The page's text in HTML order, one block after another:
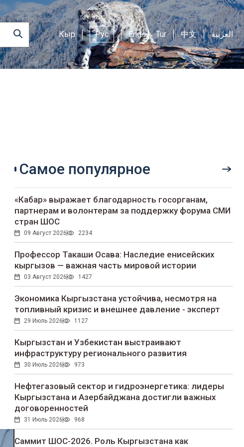
Кыр Рус Eng Tur 中文 العربية
Самое популярное
«Кабар» выражает благодарность госорганам,
партнерам и волонтерам за поддержку форума СМИ
стран ШОС
09 Август 2026 2234
Профессор Такаши Осава: Наследие енисейских
кыргызов — важная часть мировой истории
03 Август 2026 1427
Экономика Кыргызстана устойчива, несмотря на
топливный кризис и внешнее давление - эксперт
29 Июль 2026 1127
Кыргызстан и Узбекистан выстраивают
инфраструктуру регионального развития
30 Июль 2026 973
Нефтегазовый сектор и гидроэнергетика: лидеры
Кыргызстана и Азербайджана достигли важных
договоренностей
31 Июль 2026 968
Саммит ШОС-2026. Роль Кыргызстана как